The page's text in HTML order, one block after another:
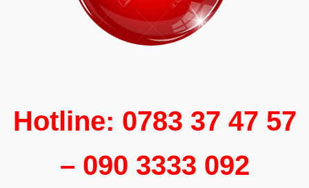
Hotline: 0783 37 47 57
– 090 3333 092